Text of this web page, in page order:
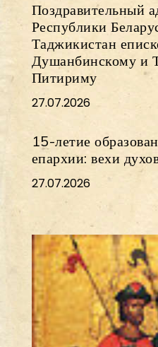
Поздравительный
Республики
Таджикистан
Душанбинскому и
Питириму
27.07.2026
15-летие
епархии: вехи
27.07.2026